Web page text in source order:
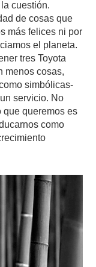
cuestión.
de cosas que
más felices ni por
el planeta.
tres Toyota
menos cosas,
simbólicas-
servicio. No
que queremos es
como